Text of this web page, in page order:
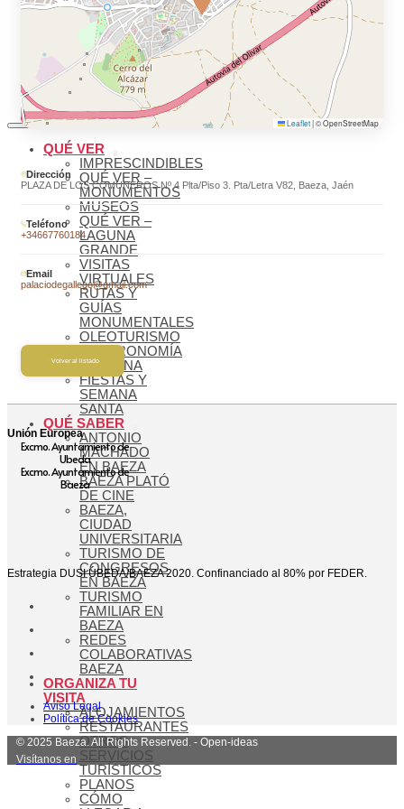
AGENDA
CULTURAL
BLOG
BIENVENIDOS
A BAEZA
QUÉ VER
IMPRESCINDIBLES
QUÉ VER –
MONUMENTOS
MUSEOS
QUÉ VER –
LAGUNA
GRANDE
VISITAS
VIRTUALES
RUTAS Y
GUÍAS
MONUMENTALES
OLEOTURISMO
GASTRONOMÍA
BAEZANA
FIESTAS Y
SEMANA
SANTA
QUÉ SABER
ANTONIO
MACHADO
EN BAEZA
BAEZA PLATÓ
DE CINE
BAEZA,
CIUDAD
UNIVERSITARIA
TURISMO DE
CONGRESOS
EN BAEZA
TURISMO
FAMILIAR EN
BAEZA
REDES
COLABORATIVAS
BAEZA
ORGANIZA TU
VISITA
ALOJAMIENTOS
RESTAURANTES
OTROS
SERVICIOS
TURÍSTICOS
PLANOS
CÓMO
Leaflet|© OpenStreetMap
Dirección
PLAZA DE LOS COMUNEROS Nº 4 Plta/Piso 3. Pta/Letra V82, Baeza, Jaén
Teléfono
+34667760184
Email
palaciodegallego@gmail.com
Volver al listado
Unión Europea
Excmo. Ayuntamiento de
Ubeda
Excmo. Ayuntamiento de
Baeza
Estrategia DUSI ÚBEDA/BAEZA 2020. Confinanciado al 80% por FEDER.
Aviso Legal
Política de Cookies
© 2025 Baeza. All Rights Reserved. - Open-ideas
Visítanos en